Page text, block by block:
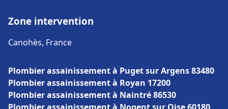
Zone intervention
Canohès, France
Plombier assainissement à Puget sur Argens 83480
Plombier assainissement à Royan 17200
Plombier assainissement à Naintré 86530